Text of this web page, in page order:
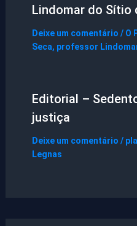
Lindomar do Sítio
Deixe um comentário / O
Seca, professor
Editorial –
justiça
Deixe um comentário /
Legnas